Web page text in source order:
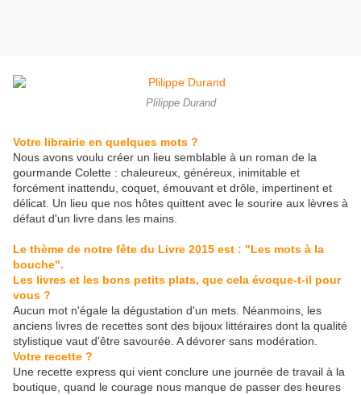
Plilippe Durand
Votre librairie en quelques mots ?
Nous avons voulu créer un lieu semblable à un roman de la
gourmande Colette : chaleureux, généreux, inimitable et
forcément inattendu, coquet, émouvant et drôle, impertinent et
délicat. Un lieu que nos hôtes quittent avec le sourire aux lèvres à
défaut d'un livre dans les mains.
Le thème de notre fête du Livre 2015 est : "Les mots à la
bouche".
Les livres et les bons petits plats, que cela évoque-t-il pour
vous ?
Aucun mot n'égale la dégustation d'un mets. Néanmoins, les
anciens livres de recettes sont des bijoux littéraires dont la qualité
stylistique vaut d'être savourée. A dévorer sans modération.
Votre recette ?
Une recette express qui vient conclure une journée de travail à la
boutique, quand le courage nous manque de passer des heures